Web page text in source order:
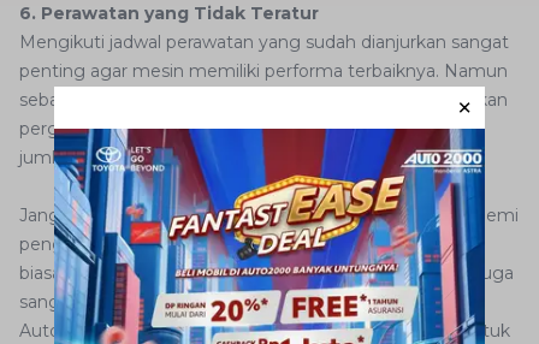
6. Perawatan yang Tidak Teratur
Mengikuti jadwal perawatan yang sudah dianjurkan sangat
penting agar mesin memiliki performa terbaiknya. Namun
sebaliknya, perawatan yang tidak teratur atau melewatkan
pergantian oli tepat waktu hanya akan menyebabkan
jumlah oli mesin habis secara cepat.
Jangan toleransi perawatan mobil Anda secara berkala demi
pengalaman berkendara yang menyenangkan dan luar
biasa. Menjadwalkan perawatan ke bengkel Auto2000 juga
sangat mudah karena Anda hanya perlu mengunjungi
Auto20000 Digiroom sehingga tidak ada lagi alasan untuk